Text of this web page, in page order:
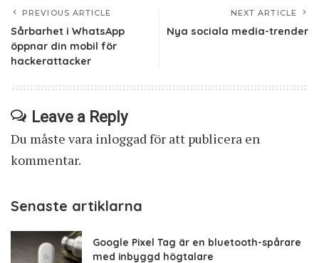
PREVIOUS ARTICLE
Sårbarhet i WhatsApp
öppnar din mobil för
hackerattacker
NEXT ARTICLE
Nya sociala media-trender
Leave a Reply
Du måste vara inloggad för att publicera en
kommentar.
Senaste artiklarna
Google Pixel Tag är en bluetooth-spårare
med inbyggd högtalare